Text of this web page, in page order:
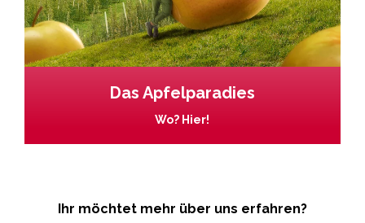
Das Apfelparadies
Wo? Hier!
Ihr möchtet mehr über uns erfahren?